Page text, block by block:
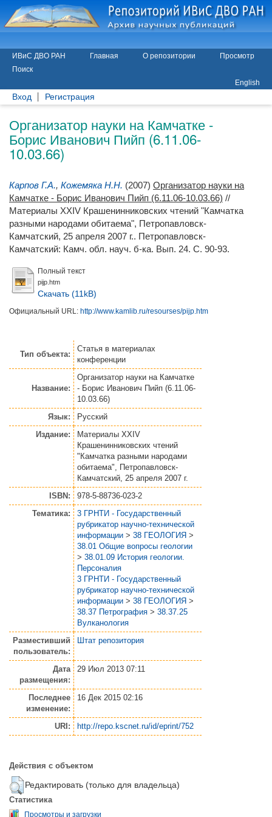
ИВиС ДВО РАН Главная О репозитории
Просмотр
Поиск
English
Вход Регистрация
Организатор науки на Камчатке -
Борис Иванович Пийп (6.11.06-
10.03.66)
Карпов Г.А., Кожемяка Н.Н. (2007) Организатор науки на
Камчатке - Борис Иванович Пийп (6.11.06-10.03.66) //
Материалы XXIV Крашенинниковских чтений "Камчатка
разными народами обитаема", Петропавловск-
Камчатский, 25 апреля 2007 г.. Петропавловск-
Камчатский: Камч. обл. науч. б-ка. Вып. 24. С. 90-93.
Полный текст
pijp.htm
Скачать (11kB)
Официальный URL: http://www.kamlib.ru/resourses/pijp.htm
Тип объекта:
Статья в материалах
конференции
Название:
Организатор науки на Камчатке
- Борис Иванович Пийп (6.11.06-
10.03.66)
Язык:
Русский
Издание:
Материалы XXIV
Крашенинниковских чтений
"Камчатка разными народами
обитаема", Петропавловск-
Камчатский, 25 апреля 2007 г.
ISBN:
978-5-88736-023-2
Тематика:
3 ГРНТИ - Государственный
рубрикатор научно-технической
информации > 38 ГЕОЛОГИЯ >
38.01 Общие вопросы геологии
> 38.01.09 История геологии.
Персоналия
3 ГРНТИ - Государственный
рубрикатор научно-технической
информации > 38 ГЕОЛОГИЯ >
38.37 Петрография > 38.37.25
Вулканология
Разместивший
пользователь:
Штат репозитория
Дата
размещения:
29 Июл 2013 07:11
Последнее
изменение:
16 Дек 2015 02:16
URI: http://repo.kscnet.ru/id/eprint/752
Действия с объектом
Редактировать (только для владельца)
Статистика
Просмотры и загрузки